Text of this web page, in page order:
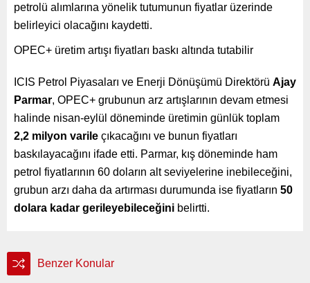
petrolü alımlarına yönelik tutumunun fiyatlar üzerinde
belirleyici olacağını kaydetti.
OPEC+ üretim artışı fiyatları baskı altında tutabilir
ICIS Petrol Piyasaları ve Enerji Dönüşümü Direktörü Ajay
Parmar, OPEC+ grubunun arz artışlarının devam etmesi
halinde nisan-eylül döneminde üretimin günlük toplam
2,2 milyon varile çıkacağını ve bunun fiyatları
baskılayacağını ifade etti. Parmar, kış döneminde ham
petrol fiyatlarının 60 doların alt seviyelerine inebileceğini,
grubun arzı daha da artırması durumunda ise fiyatların 50
dolara kadar gerileyebileceğini belirtti.
Benzer Konular